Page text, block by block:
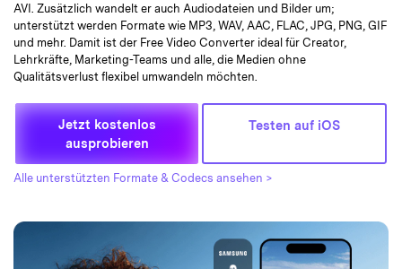
AVI. Zusätzlich wandelt er auch Audiodateien und Bilder um;
unterstützt werden Formate wie MP3, WAV, AAC, FLAC, JPG, PNG, GIF
und mehr. Damit ist der Free Video Converter ideal für Creator,
Lehrkräfte, Marketing-Teams und alle, die Medien ohne
Qualitätsverlust flexibel umwandeln möchten.
Jetzt kostenlos
ausprobieren
Testen auf iOS
Alle unterstützten Formate & Codecs ansehen >